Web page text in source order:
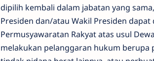
dipilih kembali dalam jabatan yang
Presiden dan/atau Wakil Presiden
Permusyawaratan Rakyat atas usul
melakukan pelanggaran hukum